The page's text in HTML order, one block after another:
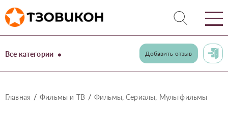
Все категории Добавить отзыв
Главная Фильмы и ТВ Фильмы, Сериалы, Мультфильмы